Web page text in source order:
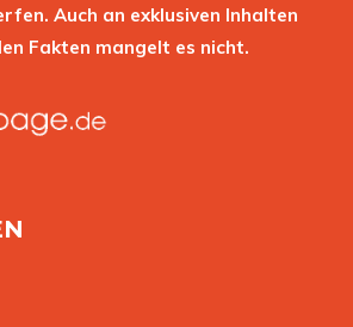
Auch an exklusiven Inhalten
Fakten mangelt es nicht.